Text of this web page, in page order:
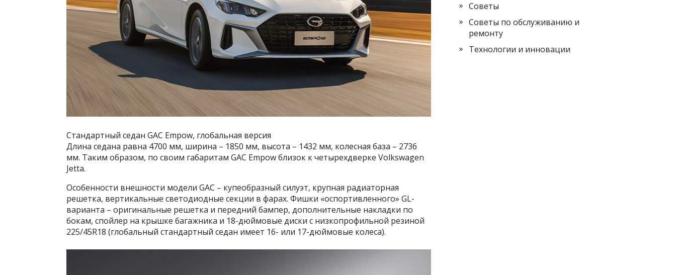
Стандартный седан GAC Empow, глобальная версия
Длина седана равна 4700 мм, ширина – 1850 мм, высота – 1432 мм, колесная база – 2736
мм. Таким образом, по своим габаритам GAC Empow близок к четырехдверке Volkswagen
Jetta.
Особенности внешности модели GAC – купеобразный силуэт, крупная радиаторная
решетка, вертикальные светодиодные секции в фарах. Фишки «оспортивленного» GL-
варианта – оригинальные решетка и передний бампер, дополнительные накладки по
бокам, спойлер на крышке багажника и 18-дюймовые диски с низкопрофильной резиной
225/45R18 (глобальный стандартный седан имеет 16- или 17-дюймовые колеса).
Советы
Советы по обслуживанию и
ремонту
Технологии и инновации